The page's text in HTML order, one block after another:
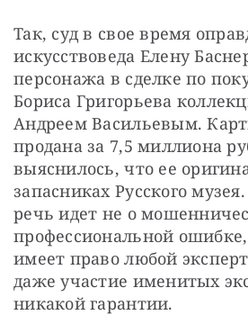
Так, суд в свое время
искусствоведа Елену
персонажа в сделке по
Бориса Григорьева
Андреем Васильевым.
продана за 7,5 миллиона
выяснилось, что ее
запасниках Русского
речь идет не о
профессиональной
имеет право любой
даже участие именитых
никакой гарантии.